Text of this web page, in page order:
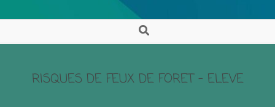
RISQUES DE FEUX DE FORET – ELEVE